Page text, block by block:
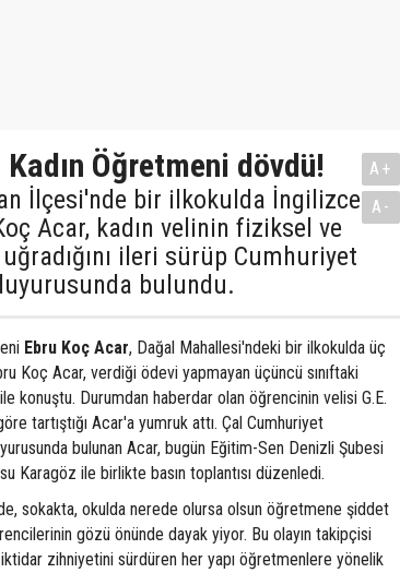
Öğretmeni dövdü!
İlçesi'nde bir ilkokulda İngilizce
Acar, kadın velinin fiziksel ve
uğradığını ileri sürüp Cumhuriyet
bulundu.
A+
A-
Ebru Koç Acar, Dağal Mahallesi'ndeki bir ilkokulda üç
Koç Acar, verdiği ödevi yapmayan üçüncü sınıftaki
konuştu. Durumdan haberdar olan öğrencinin velisi G.E.
tartıştığı Acar'a yumruk attı. Çal Cumhuriyet
bulunan Acar, bugün Eğitim-Sen Denizli Şubesi
Karagöz ile birlikte basın toplantısı düzenledi.
sokakta, okulda nerede olursa olsun öğretmene şiddet
gözü önünde dayak yiyor. Bu olayın takipçisi
zihniyetini sürdüren her yapı öğretmenlere yönelik